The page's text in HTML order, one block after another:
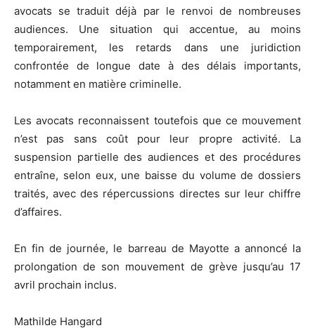
avocats se traduit déjà par le renvoi de nombreuses
audiences. Une situation qui accentue, au moins
temporairement, les retards dans une juridiction
confrontée de longue date à des délais importants,
notamment en matière criminelle.
Les avocats reconnaissent toutefois que ce mouvement
n’est pas sans coût pour leur propre activité. La
suspension partielle des audiences et des procédures
entraîne, selon eux, une baisse du volume de dossiers
traités, avec des répercussions directes sur leur chiffre
d’affaires.
En fin de journée, le barreau de Mayotte a annoncé la
prolongation de son mouvement de grève jusqu’au 17
avril prochain inclus.
Mathilde Hangard